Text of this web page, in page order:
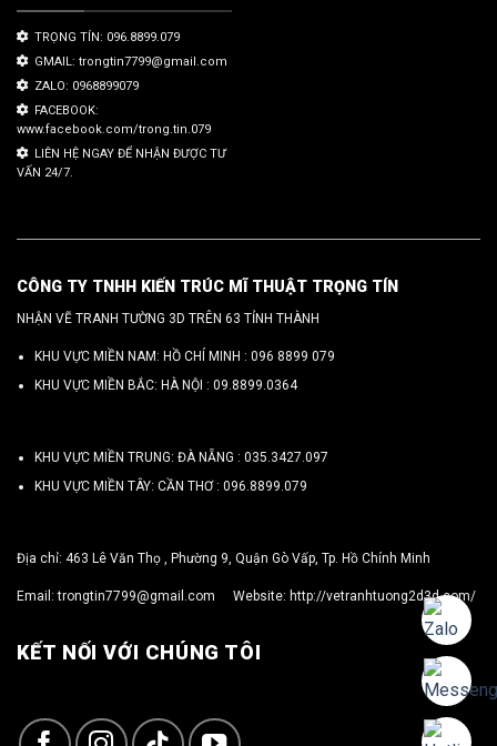
TRỌNG TÍN: 096.8899.079
GMAIL: trongtin7799@gmail.com
ZALO: 0968899079
FACEBOOK:
www.facebook.com/trong.tin.079
LIÊN HỆ NGAY ĐỂ NHẬN ĐƯỢC TƯ
VẤN 24/7.
CÔNG TY TNHH KIẾN TRÚC MĨ THUẬT TRỌNG TÍN
NHẬN VẼ TRANH TƯỜNG 3D TRÊN 63 TỈNH THÀNH
KHU VỰC MIỀN NAM: HỒ CHÍ MINH : 096 8899 079
KHU VỰC MIỀN BẮC: HÀ NỘI : 09.8899.0364
KHU VỰC MIỀN TRUNG: ĐÀ NẴNG : 035.3427.097
KHU VỰC MIỀN TÂY: CẦN THƠ : 096.8899.079
Địa chỉ: 463 Lê Văn Thọ , Phường 9, Quận Gò Vấp, Tp. Hồ Chính Minh
Email:trongtin7799@gmail.com Website: http://vetranhtuong2d3d.com/
KẾT NỐI VỚI CHÚNG TÔI